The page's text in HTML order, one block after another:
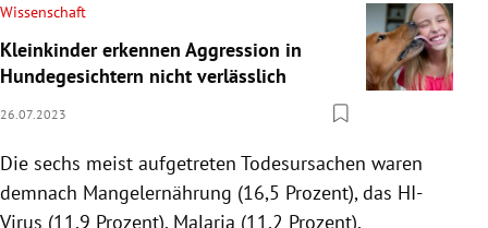
Wissenschaft
Kleinkinder erkennen Aggression in
Hundegesichtern nicht verlässlich
26.07.2023
Die sechs meist aufgetreten Todesursachen waren
demnach Mangelernährung (16,5 Prozent), das HI-
Virus (11,9 Prozent), Malaria (11,2 Prozent),